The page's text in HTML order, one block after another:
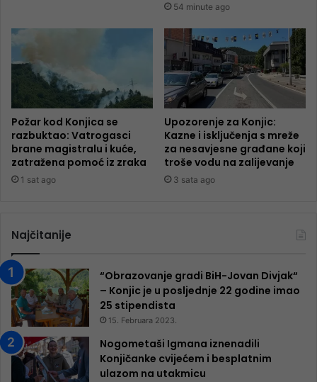
54 minute ago
Požar kod Konjica se
razbuktao: Vatrogasci
brane magistralu i kuće,
zatražena pomoć iz zraka
1 sat ago
Upozorenje za Konjic:
Kazne i isključenja s mreže
za nesavjesne građane koji
troše vodu na zalijevanje
3 sata ago
Najčitanije
“Obrazovanje gradi BiH-Jovan Divjak“
– Konjic je u posljednje 22 godine imao
25 ​​stipendista
15. Februara 2023.
Nogometaši Igmana iznenadili
Konjičanke cvijećem i besplatnim
ulazom na utakmicu